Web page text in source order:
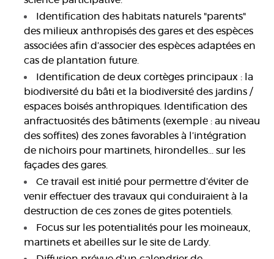
Identification des habitats naturels "parents"
des milieux anthropisés des gares et des espèces
associées afin d’associer des espèces adaptées en
cas de plantation future.
Identification de deux cortèges principaux : la
biodiversité du bâti et la biodiversité des jardins /
espaces boisés anthropiques. Identification des
anfractuosités des bâtiments (exemple : au niveau
des soffites) des zones favorables à l’intégration
de nichoirs pour martinets, hirondelles… sur les
façades des gares.
Ce travail est initié pour permettre d’éviter de
venir effectuer des travaux qui conduiraient à la
destruction de ces zones de gites potentiels.
Focus sur les potentialités pour les moineaux,
martinets et abeilles sur le site de Lardy.